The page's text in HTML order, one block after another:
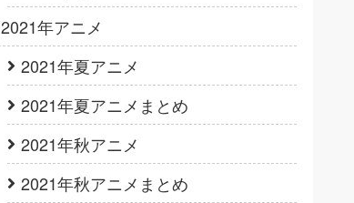
2021年アニメ
2021年夏アニメ
2021年夏アニメまとめ
2021年秋アニメ
2021年秋アニメまとめ